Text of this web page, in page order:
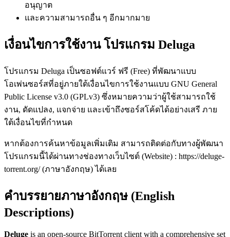
อนุญาต
และความสามารถอื่น ๆ อีกมากมาย
เงื่อนไขการใช้งาน โปรแกรม Deluga
โปรแกรม Deluga เป็นซอฟต์แวร์ ฟรี (Free) ที่พัฒนาแบบ
โอเพ่นซอร์สที่อยู่ภายใต้เงื่อนไขการใช้งานแบบ GNU General
Public License v3.0 (GPLv3) ซึ่งหมายความว่าผู้ใช้สามารถใช้
งาน, ดัดแปลง, แจกจ่าย และเข้าถึงซอร์สโค้ดได้อย่างเสรี ภาย
ใต้เงื่อนไขที่กำหนด
หากต้องการค้นหาข้อมูลเพิ่มเติม สามารถติดต่อกับทางผู้พัฒนา
โปรแกรมนี้ได้ผ่านทางช่องทางเว็บไซต์ (Website) : https://deluge-
torrent.org/ (ภาษาอังกฤษ) ได้เลย
คำบรรยายภาษาอังกฤษ (English
Descriptions)
Deluge is an open-source BitTorrent client with a comprehensive set